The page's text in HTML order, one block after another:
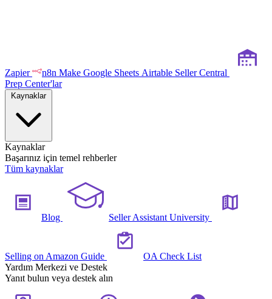
Zapier n8n Make Google Sheets Airtable Seller Central
Prep Center'lar
Kaynaklar
Kaynaklar
Başarınız için temel rehberler
Tüm kaynaklar
Blog Seller Assistant University
Selling on Amazon Guide
OA Check List
Yardım Merkezi ve Destek
Yanıt bulun veya destek alın